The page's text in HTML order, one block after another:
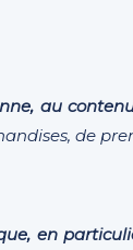
au
de
en